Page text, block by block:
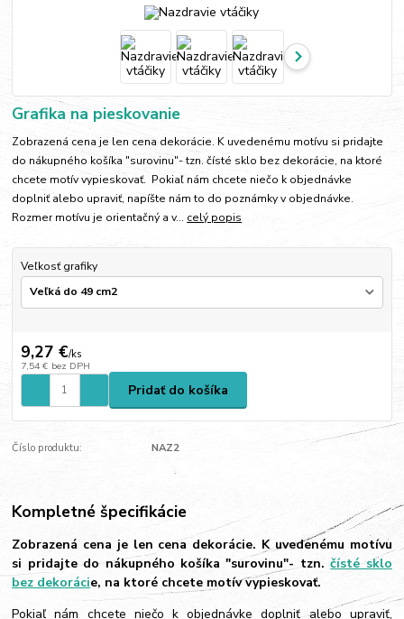
Grafika na pieskovanie
Zobrazená cena je len cena dekorácie. K uvedenému motívu si pridajte
do nákupného košíka "surovinu"- tzn. čísté sklo bez dekorácie, na ktoré
chcete motív vypieskovať. Pokiaľ nám chcete niečo k objednávke
doplniť alebo upraviť, napíšte nám to do poznámky v objednávke.
Rozmer motívu je orientačný a v... celý popis
Veľkosť grafiky
9,27 €/ks
7,54 € bez DPH
Pridať do košíka
Číslo produktu: NAZ2
Kompletné špecifikácie
Zobrazená cena je len cena dekorácie. K uvedenému motívu
si pridajte do nákupného košíka "surovinu"- tzn.čísté sklo
bez dekorácie, na ktoré chcete motív vypieskovať.
Pokiaľ nám chcete niečo k objednávke doplniť alebo upraviť,